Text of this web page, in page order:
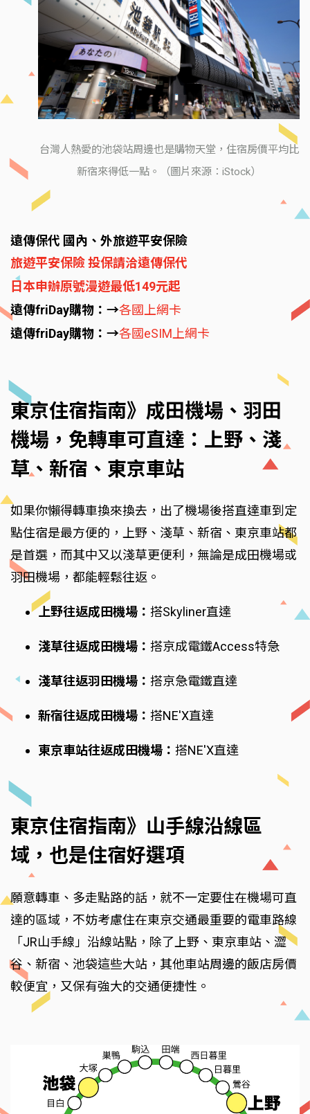
台灣人熱愛的池袋站周邊也是購物天堂，住宿房價平均比
新宿來得低一點。（圖片來源：iStock）
遠傳保代 國內、外旅遊平安保險
旅遊平安保險 投保請洽遠傳保代
日本申辦原號漫遊最低149元起
遠傳friDay購物：→各國上網卡
遠傳friDay購物：→各國eSIM上網卡
東京住宿指南》成田機場、羽田
機場，免轉車可直達：上野、淺
草、新宿、東京車站
如果你懶得轉車換來換去，出了機場後搭直達車到定
點住宿是最方便的，上野、淺草、新宿、東京車站都
是首選，而其中又以淺草更便利，無論是成田機場或
羽田機場，都能輕鬆往返。
上野往返成田機場： 搭Skyliner直達
淺草往返成田機場： 搭京成電鐵Access特急
淺草往返羽田機場： 搭京急電鐵直達
新宿往返成田機場： 搭NE'X直達
東京車站往返成田機場： 搭NE'X直達
東京住宿指南》山手線沿線區
域，也是住宿好選項
願意轉車、多走點路的話，就不一定要住在機場可直
達的區域，不妨考慮住在東京交通最重要的電車路線
「JR山手線」沿線站點，除了上野、東京車站、澀
谷、新宿、池袋這些大站，其他車站周邊的飯店房價
較便宜，又保有強大的交通便捷性。